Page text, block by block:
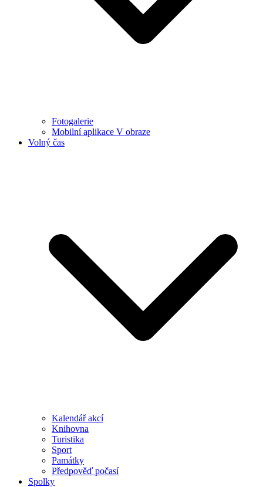
Fotogalerie
Mobilní aplikace V obraze
Volný čas
Kalendář akcí
Knihovna
Turistika
Sport
Památky
Předpověď počasí
Spolky